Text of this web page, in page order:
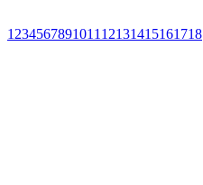
1 234567891011 12131415161718